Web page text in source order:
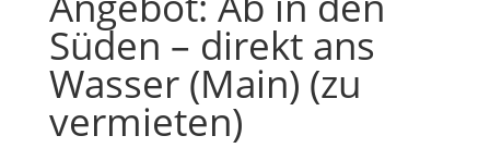
Süden – direkt ans
Wasser (Main) (zu
vermieten)